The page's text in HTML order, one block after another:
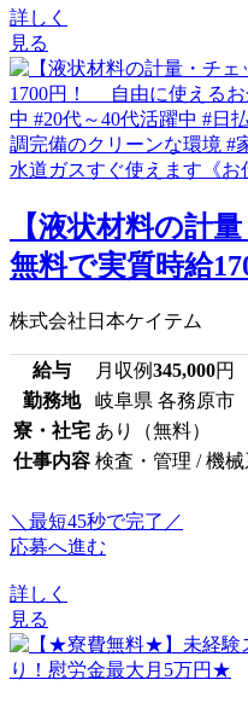
詳しく
見る
【液状材料の計
無料で実質時給
株式会社日本ケイテム
給与 月収例345,000円
勤務地
岐阜県 各務原市
寮・社宅 あり（無料）
仕事内容 検査・管理 / 機械
＼最短45秒で完了／
応募へ進む
詳しく
見る